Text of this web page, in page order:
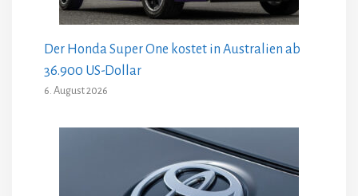
Der Honda Super One kostet in Australien ab
36.900 US-Dollar
6. August 2026